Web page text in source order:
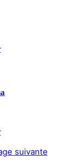
suivante